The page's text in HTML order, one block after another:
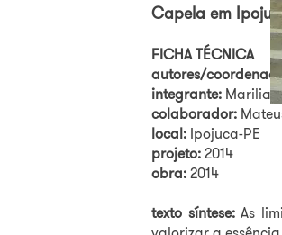
Capela em
FICHA TÉCNICA
autores/
integrante: Marilia
colaborador:
local: Ipojuca-PE
projeto:2014
obra:2014
texto síntese:As